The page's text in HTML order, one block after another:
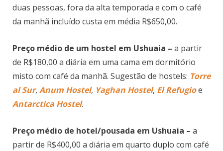
duas pessoas, fora da alta temporada e com o café
da manhã incluído custa em média R$650,00.
Preço médio de um hostel em Ushuaia – a partir
de R$180,00 a diária em uma cama em dormitório
misto com café da manhã. Sugestão de hostels: Torre
al Sur, Anum Hostel, Yaghan Hostel, El Refugioe
Antarctica Hostel.
Preço médio de hotel/pousada em Ushuaia – a
partir de R$400,00 a diária em quarto duplo com café